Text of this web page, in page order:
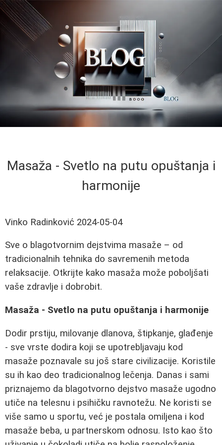
Masaža - Svetlo na putu opuštanja i
harmonije
Vinko Radinković 2024-05-04
Sve o blagotvornim dejstvima masaže – od
tradicionalnih tehnika do savremenih metoda
relaksacije. Otkrijte kako masaža može poboljšati
vaše zdravlje i dobrobit.
Masaža - Svetlo na putu opuštanja i harmonije
Dodir prstiju, milovanje dlanova, štipkanje, glađenje
- sve vrste dodira koji se upotrebljavaju kod
masaže poznavale su još stare civilizacije. Koristile
su ih kao deo tradicionalnog lečenja. Danas i sami
priznajemo da blagotvorno dejstvo masaže ugodno
utiče na telesnu i psihičku ravnotežu. Ne koristi se
više samo u sportu, već je postala omiljena i kod
masaže beba, u partnerskom odnosu. Isto kao što